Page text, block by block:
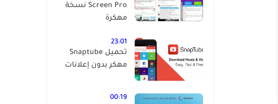
Screen Pro نسخة
مهكرة
23:01
تحميل Snaptube
مهكر بدون إعلانات
00:19